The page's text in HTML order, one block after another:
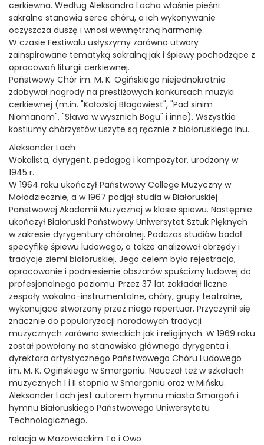
cerkiewna. Według Aleksandra Lacha właśnie pieśni
sakralne stanowią serce chóru, a ich wykonywanie
oczyszcza duszę i wnosi wewnętrzną harmonię.
W czasie Festiwalu usłyszymy zarówno utwory
zainspirowane tematyką sakralną jak i śpiewy pochodzące z
opracowań liturgii cerkiewnej.
Państwowy Chór im. M. K. Ogińskiego niejednokrotnie
zdobywał nagrody na prestiżowych konkursach muzyki
cerkiewnej (m.in. "Kałożskij Błagowiest", "Pad sinim
Niomanom", "Sława w wysznich Bogu" i inne). Wszystkie
kostiumy chórzystów uszyte są ręcznie z białoruskiego lnu.
Aleksander Lach
Wokalista, dyrygent, pedagog i kompozytor, urodzony w
1945 r.
W 1964 roku ukończył Państwowy College Muzyczny w
Mołodziecznie, a w 1967 podjął studia w Białoruskiej
Państwowej Akademii Muzycznej w klasie śpiewu. Następnie
ukończył Białoruski Państwowy Uniwersytet Sztuk Pięknych
w zakresie dyrygentury chóralnej. Podczas studiów badał
specyfikę śpiewu ludowego, a także analizował obrzędy i
tradycje ziemi białoruskiej. Jego celem była rejestracja,
opracowanie i podniesienie obszarów spuścizny ludowej do
profesjonalnego poziomu. Przez 37 lat zakładał liczne
zespoły wokalno-instrumentalne, chóry, grupy teatralne,
wykonujące stworzony przez niego repertuar. Przyczynił się
znacznie do popularyzacji narodowych tradycji
muzycznych zarówno świeckich jak i religijnych. W 1969 roku
został powołany na stanowisko głównego dyrygenta i
dyrektora artystycznego Państwowego Chóru Ludowego
im. M. K. Ogińskiego w Smargoniu. Nauczał też w szkołach
muzycznych I i II stopnia w Smargoniu oraz w Mińsku.
Aleksander Lach jest autorem hymnu miasta Smargoń i
hymnu Białoruskiego Państwowego Uniwersytetu
Technologicznego.
relacja w Mazowieckim To i Owo